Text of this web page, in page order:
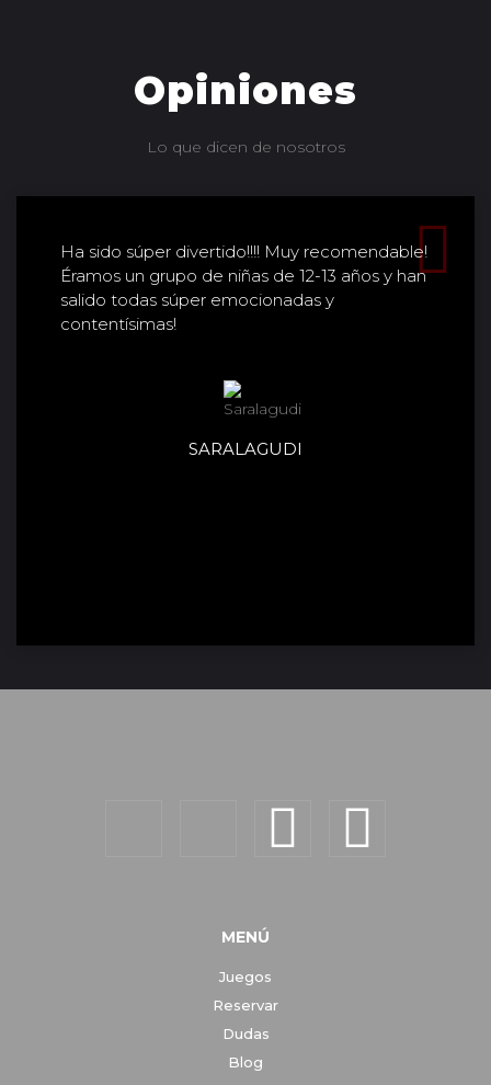
Opiniones
Lo que dicen de nosotros
Ha sido súper divertido!!!! Muy recomendable!
Éramos un grupo de niñas de 12-13 años y han
salido todas súper emocionadas y
contentísimas!
SARALAGUDI
MENÚ
Juegos
Reservar
Dudas
Blog